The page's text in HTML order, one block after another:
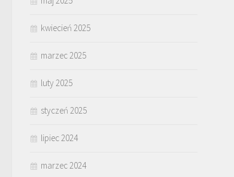
kwiecień 2025
marzec 2025
luty 2025
styczeń 2025
lipiec 2024
marzec 2024